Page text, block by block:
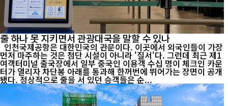
줄 하나 못 지키면서 관광대국을 말할 수 있나
인천국제공항은 대한민국의 관문이다. 이곳에서 외국인들이 가장
먼저 마주하는 것은 첨단 시설이 아니라 '질서'다. 그런데 최근 제1
여객터미널 출국장에서 일부 중국인 이용객 수십 명이 체크인 카운
터가 열리자 차단봉 아래를 통과해 한꺼번에 뛰어가는 장면이 공개
됐다. 정상적으로 줄을 서 있던 승객들은 순...